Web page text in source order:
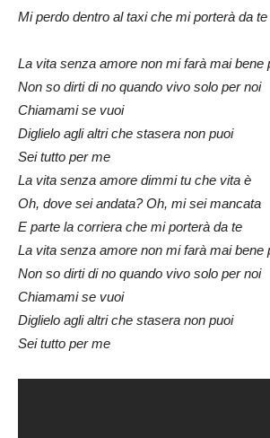
Mi perdo dentro al taxi che mi porterà da te
La vita senza amore non mi farà mai bene
Non so dirti di no quando vivo solo per noi
Chiamami se vuoi
Diglielo agli altri che stasera non puoi
Sei tutto per me
La vita senza amore dimmi tu che vita è
Oh, dove sei andata? Oh, mi sei mancata
E parte la corriera che mi porterà da te
La vita senza amore non mi farà mai bene
Non so dirti di no quando vivo solo per noi
Chiamami se vuoi
Diglielo agli altri che stasera non puoi
Sei tutto per me